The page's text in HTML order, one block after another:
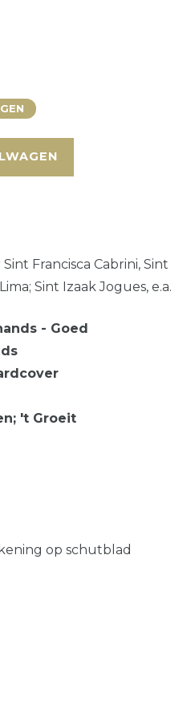
Francisca Cabrini, Sint
Sint Izaak Jogues, e.a.
- Goed
't Groeit
op schutblad